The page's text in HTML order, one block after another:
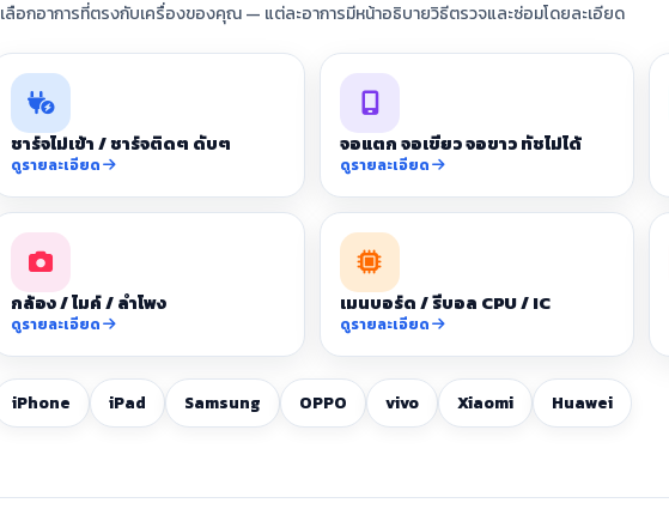
เลือกอาการที่ตรงกับเครื่องของคุณ — แต่ละอาการมีหน้าอธิบายวิธีตรวจและซ่อมโดยละเอียด
ชาร์จไม่เข้า / ชาร์จติดๆ ดับๆ
ดูรายละเอียด
จอแตก จอเขียว จอขาว ทัชไม่ได้
ดูรายละเอียด
กล้อง / ไมค์ / ลำโพง
ดูรายละเอียด
เมนบอร์ด / รีบอล CPU / IC
ดูรายละเอียด
iPhone iPad Samsung OPPO vivo Xiaomi Huawei